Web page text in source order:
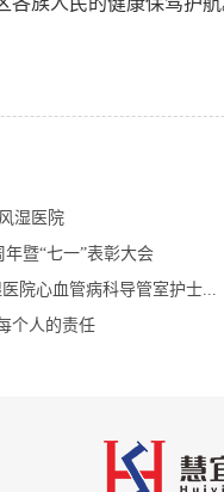
湿医院
暨“七一”表彰大会
院心血管病科导管室护士...
个人的责任